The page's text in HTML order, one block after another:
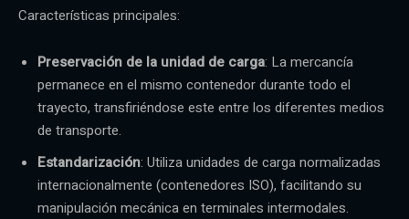
Características principales:
Preservación de la unidad de carga: La mercancía
permanece en el mismo contenedor durante todo el
trayecto, transfiriéndose este entre los diferentes medios
de transporte.
Estandarización: Utiliza unidades de carga normalizadas
internacionalmente (contenedores ISO), facilitando su
manipulación mecánica en terminales intermodales.